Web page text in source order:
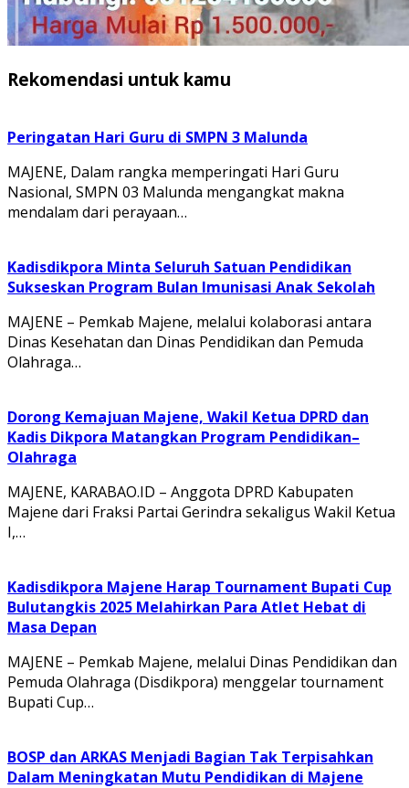
Rekomendasi untuk kamu
Peringatan Hari Guru di SMPN 3 Malunda
MAJENE, Dalam rangka memperingati Hari Guru
Nasional, SMPN 03 Malunda mengangkat makna
mendalam dari perayaan…
Kadisdikpora Minta Seluruh Satuan Pendidikan
Sukseskan Program Bulan Imunisasi Anak Sekolah
MAJENE – Pemkab Majene, melalui kolaborasi antara
Dinas Kesehatan dan Dinas Pendidikan dan Pemuda
Olahraga…
Dorong Kemajuan Majene, Wakil Ketua DPRD dan
Kadis Dikpora Matangkan Program Pendidikan–
Olahraga
MAJENE, KARABAO.ID – Anggota DPRD Kabupaten
Majene dari Fraksi Partai Gerindra sekaligus Wakil Ketua
I,…
Kadisdikpora Majene Harap Tournament Bupati Cup
Bulutangkis 2025 Melahirkan Para Atlet Hebat di
Masa Depan
MAJENE – Pemkab Majene, melalui Dinas Pendidikan dan
Pemuda Olahraga (Disdikpora) menggelar tournament
Bupati Cup…
BOSP dan ARKAS Menjadi Bagian Tak Terpisahkan
Dalam Meningkatan Mutu Pendidikan di Majene